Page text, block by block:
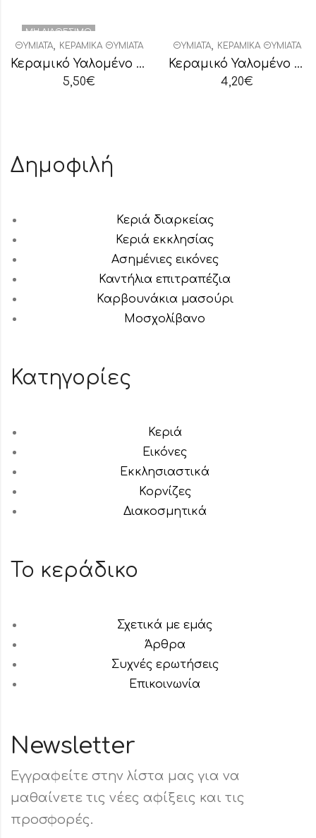
ΜΗ ΔΙΑΘΈΣΙΜΟ
ΘΥΜΙΑΤΆ, ΚΕΡΑΜΙΚΆ ΘΥΜΙΑΤΆ
Κεραμικό Υαλομένο Θυμιατό Δίχρωμο
5,50€
ΘΥΜΙΑΤΆ, ΚΕΡΑΜΙΚΆ ΘΥΜΙΑΤΆ
Κεραμικό Υαλομένο Θυμιατό Μικρό Δίχρωμο
4,20€
Δημοφιλή
Κεριά διαρκείας
Κεριά εκκλησίας
Ασημένιες εικόνες
Καντήλια επιτραπέζια
Καρβουνάκια μασούρι
Μοσχολίβανο
Κατηγορίες
Κεριά
Εικόνες
Εκκλησιαστικά
Κορνίζες
Διακοσμητικά
Το κεράδικο
Σχετικά με εμάς
Άρθρα
Συχνές ερωτήσεις
Επικοινωνία
Newsletter
Εγγραφείτε στην λίστα μας για να
μαθαίνετε τις νέες αφίξεις και τις
προσφορές.